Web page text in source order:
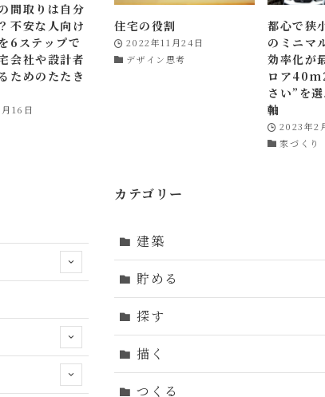
間取りは自分
不安な人向け
6ステップで
会社や設計者
ためのたたき
16日
住宅の役割
2022年11月24日
デザイン思考
都心で狭
のミニマ
効率化が
ロア
さい”を
軸
2023年2
家づくり
カテゴリー
建築
貯める
探す
描く
つくる